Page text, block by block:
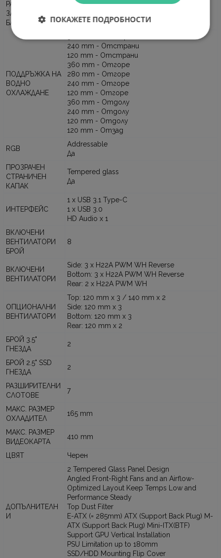
РАЗПОЛОЖЕНИЕ
ЗАХРАНВАЩ
БЛОК
ПОДДРЪЖКА НА
ВОДНО
ОХЛАЖДАНЕ
240 mm - Отстрани
120 mm - Отстрани
360 mm - Отгоре
280 mm - Отгоре
240 mm - Отгоре
120 mm - Отгоре
360 mm - Отдолу
240 mm - Отдолу
120 mm - Отдолу
120 mm - Отзад
RGB
Addressable
Да
ПРОЗРАЧЕН
СТРАНИЧЕН
КАПАК
Tempered glass
Да
ИНТЕРФЕЙС
1 x USB 3.1 Type-C
1 x USB 3.0
HD Audio x 1
ВКЛЮЧЕНИ
ВЕНТИЛАТОРИ
БРОЙ
8
ВКЛЮЧЕНИ
ВЕНТИЛАТОРИ
Side: 3 x H22A PWM WH Reverse
Bottom: 3 x H22A PWM WH Reverse
Rear: 2 x H22A PWM WH
ОПЦИОНАЛНИ
ВЕНТИЛАТОРИ
Top: 120 mm x 3 / 140 mm x 2
Side: 120 mm x 3
Bottom: 120 mm x 3
Rear: 120 mm x 2
БРОЙ 3.5"
ГНЕЗДА
2
БРОЙ 2.5" SSD
ГНЕЗДА
2
РАЗШИРИТЕЛНИ
СЛОТОВЕ
7
МАКС. РАЗМЕР
ОХЛАДИТЕЛ
165 mm
МАКС. РАЗМЕР
ВИДЕОКАРТА
410 mm
ЦВЯТ Черен
ДОПЪЛНИТЕЛН
И
2 Tempered Glass Panel Design
Angled Front-Right Fans and an Airflow-
Optimized Layout Keep Temps Low and
Performance Steady
Top Dust Filter
E-ATX (= 285mm) ATX (Support Back Plug) M-
ATX (Support Back Plug) Mini-ITX(BTF)
Support GPU Vertical Installation
PSU Limitation up to 180mm
SSD/HDD Mounting Flip Cover
ПОКАЖЕТЕ ПОДРОБНОСТИ